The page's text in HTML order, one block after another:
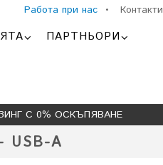
Работа при нас • Контакти
ПАРТНЬОРИ
С 0% ОСКЪПЯВАНЕ
USB-A